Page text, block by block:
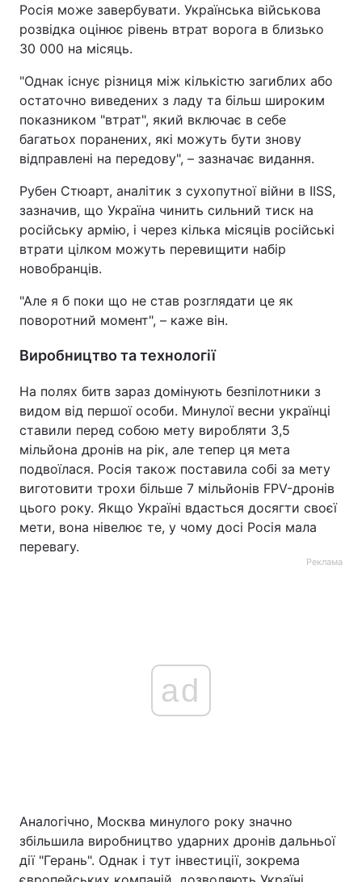
Росія може завербувати. Українська військова
розвідка оцінює рівень втрат ворога в близько
30 000 на місяць.
"Однак існує різниця між кількістю загиблих або
остаточно виведених з ладу та більш широким
показником "втрат", який включає в себе
багатьох поранених, які можуть бути знову
відправлені на передову", – зазначає видання.
Рубен Стюарт, аналітик з сухопутної війни в IISS,
зазначив, що Україна чинить сильний тиск на
російську армію, і через кілька місяців російські
втрати цілком можуть перевищити набір
новобранців.
"Але я б поки що не став розглядати це як
поворотний момент", – каже він.
Виробництво та технології
На полях битв зараз домінують безпілотники з
видом від першої особи. Минулої весни українці
ставили перед собою мету виробляти 3,5
мільйона дронів на рік, але тепер ця мета
подвоїлася. Росія також поставила собі за мету
виготовити трохи більше 7 мільйонів FPV-дронів
цього року. Якщо Україні вдасться досягти своєї
мети, вона нівелює те, у чому досі Росія мала
перевагу.
Реклама
ad
Аналогічно, Москва минулого року значно
збільшила виробництво ударних дронів дальньої
дії "Герань". Однак і тут інвестиції, зокрема